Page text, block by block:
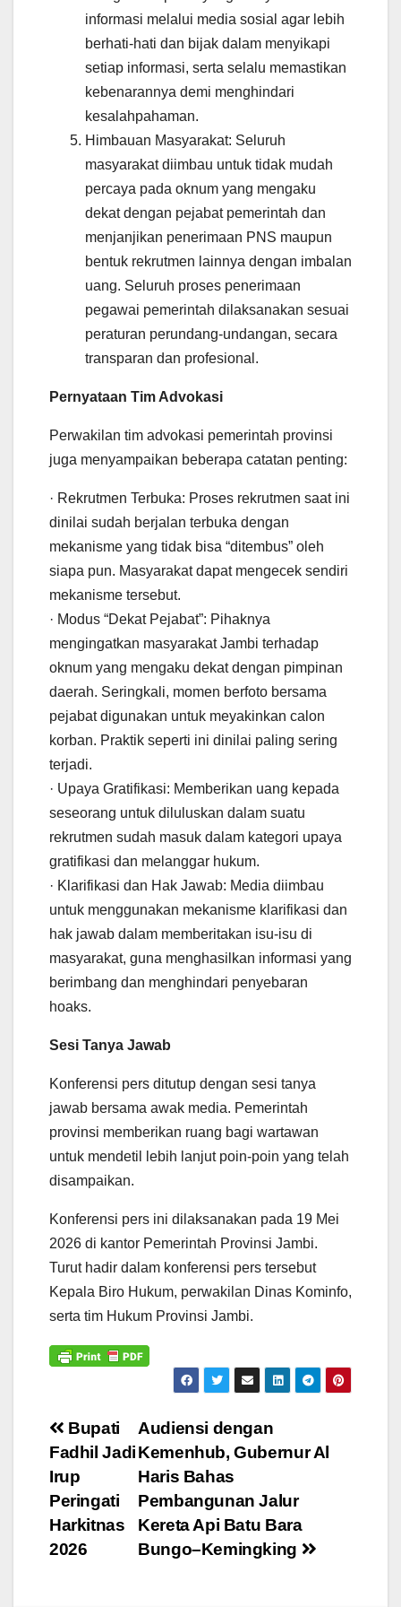
informasi melalui media sosial agar lebih
berhati-hati dan bijak dalam menyikapi
setiap informasi, serta selalu memastikan
kebenarannya demi menghindari
kesalahpahaman.
Himbauan Masyarakat: Seluruh
masyarakat diimbau untuk tidak mudah
percaya pada oknum yang mengaku
dekat dengan pejabat pemerintah dan
menjanjikan penerimaan PNS maupun
bentuk rekrutmen lainnya dengan imbalan
uang. Seluruh proses penerimaan
pegawai pemerintah dilaksanakan sesuai
peraturan perundang-undangan, secara
transparan dan profesional.
Pernyataan Tim Advokasi
Perwakilan tim advokasi pemerintah provinsi
juga menyampaikan beberapa catatan penting:
· Rekrutmen Terbuka: Proses rekrutmen saat ini
dinilai sudah berjalan terbuka dengan
mekanisme yang tidak bisa “ditembus” oleh
siapa pun. Masyarakat dapat mengecek sendiri
mekanisme tersebut.
· Modus “Dekat Pejabat”: Pihaknya
mengingatkan masyarakat Jambi terhadap
oknum yang mengaku dekat dengan pimpinan
daerah. Seringkali, momen berfoto bersama
pejabat digunakan untuk meyakinkan calon
korban. Praktik seperti ini dinilai paling sering
terjadi.
· Upaya Gratifikasi: Memberikan uang kepada
seseorang untuk diluluskan dalam suatu
rekrutmen sudah masuk dalam kategori upaya
gratifikasi dan melanggar hukum.
· Klarifikasi dan Hak Jawab: Media diimbau
untuk menggunakan mekanisme klarifikasi dan
hak jawab dalam memberitakan isu-isu di
masyarakat, guna menghasilkan informasi yang
berimbang dan menghindari penyebaran
hoaks.
Sesi Tanya Jawab
Konferensi pers ditutup dengan sesi tanya
jawab bersama awak media. Pemerintah
provinsi memberikan ruang bagi wartawan
untuk mendetil lebih lanjut poin-poin yang telah
disampaikan.
Konferensi pers ini dilaksanakan pada 19 Mei
2026 di kantor Pemerintah Provinsi Jambi.
Turut hadir dalam konferensi pers tersebut
Kepala Biro Hukum, perwakilan Dinas Kominfo,
serta tim Hukum Provinsi Jambi.
Navigasi
pos
Audiensi dengan
Kemenhub, Gubernur Al
Haris Bahas
Pembangunan Jalur
Kereta Api Batu Bara
Bungo–Kemingking
Bupati
Fadhil Jadi
Irup
Peringati
Harkitnas
2026